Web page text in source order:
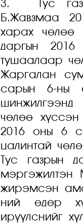
3. Тус
Б.Жавзмаа
харах чөлөө
даргын
тушаалаар
Жаргалан
сарын 6-ны
чөлөө
2016 оны 6
цалинтай
Тус газрын
жирэмсэн
ний өдөр
ирүүлснийг